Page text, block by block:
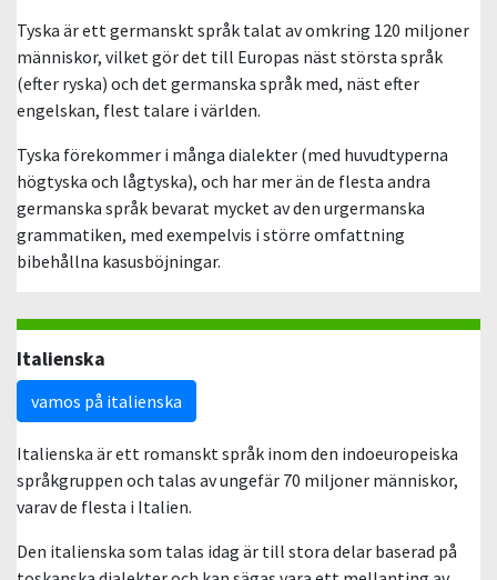
Tyska är ett germanskt språk talat av omkring 120 miljoner
människor, vilket gör det till Europas näst största språk
(efter ryska) och det germanska språk med, näst efter
engelskan, flest talare i världen.
Tyska förekommer i många dialekter (med huvudtyperna
högtyska och lågtyska), och har mer än de flesta andra
germanska språk bevarat mycket av den urgermanska
grammatiken, med exempelvis i större omfattning
bibehållna kasusböjningar.
Italienska
vamos på italienska
Italienska är ett romanskt språk inom den indoeuropeiska
språkgruppen och talas av ungefär 70 miljoner människor,
varav de flesta i Italien.
Den italienska som talas idag är till stora delar baserad på